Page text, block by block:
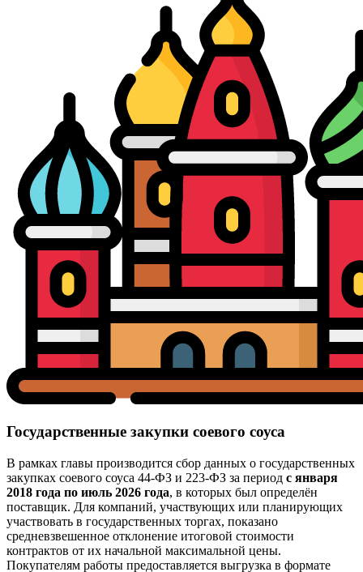
Государственные закупки соевого соуса
В рамках главы производится сбор данных о государственных
закупках соевого соуса 44-ФЗ и 223-ФЗ за период с января
2018 года по июль 2026 года, в которых был определён
поставщик. Для компаний, участвующих или планирующих
участвовать в государственных торгах, показано
средневзвешенное отклонение итоговой стоимости
контрактов от их начальной максимальной цены.
Покупателям работы предоставляется выгрузка в формате